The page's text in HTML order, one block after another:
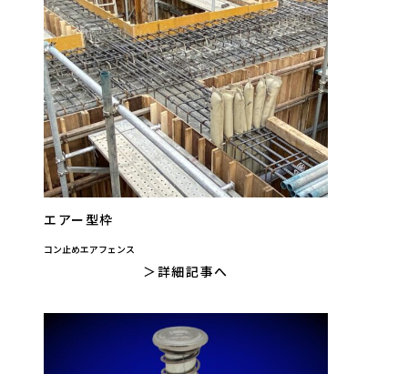
エアー型枠
コン止めエアフェンス
詳細記事へ